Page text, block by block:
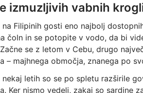
izmuzljivih vabnih
na Filipinih gosti eno najbolj
čoln in se potopite v vodo, da bi
se z letom v Cebu, drugo
– majhnega območja, znanega po
nekaj letih so se po spletu razširile
Ker nismo vedeli, zakaj so sardine